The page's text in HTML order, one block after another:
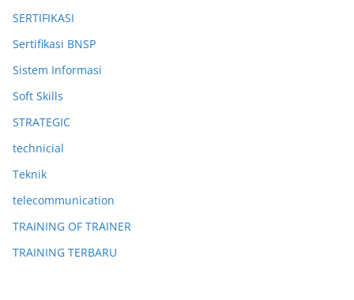
SERTIFIKASI
Sertifikasi BNSP
Sistem Informasi
Soft Skills
STRATEGIC
technicial
Teknik
telecommunication
TRAINING OF TRAINER
TRAINING TERBARU